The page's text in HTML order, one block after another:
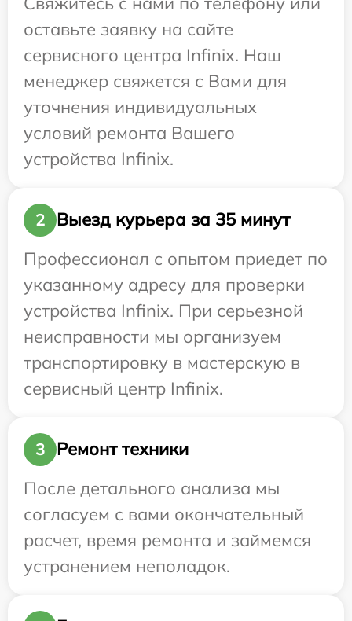
оставьте заявку на сайте
сервисного центра Infinix. Наш
менеджер свяжется с Вами для
уточнения индивидуальных
условий ремонта Вашего
устройства Infinix.
2
Выезд курьера за 35 минут
Профессионал с опытом приедет по
указанному адресу для проверки
устройства Infinix. При серьезной
неисправности мы организуем
транспортировку в мастерскую в
сервисный центр Infinix.
3
Ремонт техники
После детального анализа мы
согласуем с вами окончательный
расчет, время ремонта и займемся
устранением неполадок.